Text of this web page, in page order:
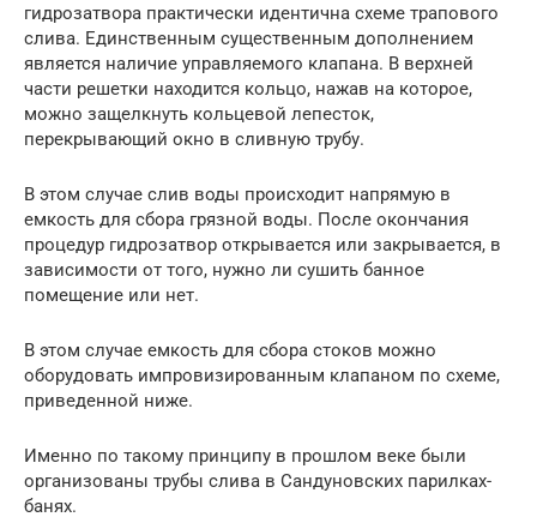
гидрозатвора практически идентична схеме трапового
слива. Единственным существенным дополнением
является наличие управляемого клапана. В верхней
части решетки находится кольцо, нажав на которое,
можно защелкнуть кольцевой лепесток,
перекрывающий окно в сливную трубу.
В этом случае слив воды происходит напрямую в
емкость для сбора грязной воды. После окончания
процедур гидрозатвор открывается или закрывается, в
зависимости от того, нужно ли сушить банное
помещение или нет.
В этом случае емкость для сбора стоков можно
оборудовать импровизированным клапаном по схеме,
приведенной ниже.
Именно по такому принципу в прошлом веке были
организованы трубы слива в Сандуновских парилках-
банях.